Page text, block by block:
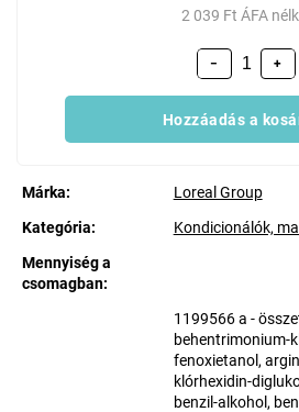
2 039 Ft ÁFA
+
−
Hozzáadás a
Kategória:
Kondicionálók,
Mennyiség a
csomagban:
1199566 a -
behentrimonium-
fenoxietanol,
klórhexidin-
benzil-alkohol,
Márka: Loreal Group